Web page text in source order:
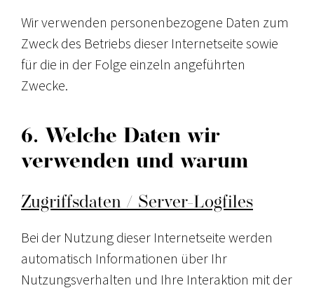
Wir verwenden personenbezogene Daten zum
Zweck des Betriebs dieser Internetseite sowie
für die in der Folge einzeln angeführten
Zwecke.
6. Welche Daten wir
verwenden und warum
Zugriffsdaten / Server-Logfiles
Bei der Nutzung dieser Internetseite werden
automatisch Informationen über Ihr
Nutzungsverhalten und Ihre Interaktion mit der